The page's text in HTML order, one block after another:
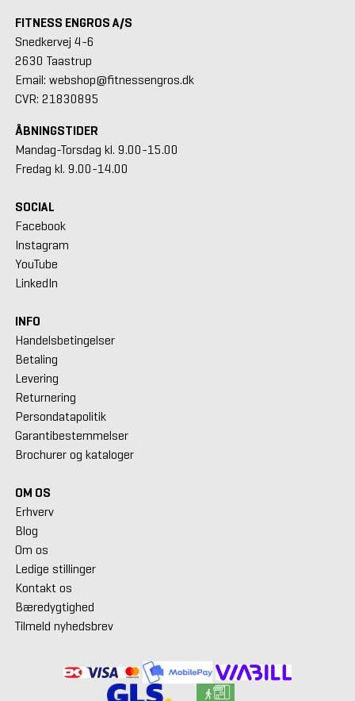
FITNESS ENGROS A/S
Snedkervej 4-6
2630 Taastrup
Email: webshop@fitnessengros.dk
CVR: 21830895
ÅBNINGSTIDER
Mandag-Torsdag kl. 9.00-15.00
Fredag kl. 9.00-14.00
SOCIAL
Facebook
Instagram
YouTube
LinkedIn
INFO
Handelsbetingelser
Betaling
Levering
Returnering
Persondatapolitik
Garantibestemmelser
Brochurer og kataloger
OM OS
Erhverv
Blog
Om os
Ledige stillinger
Kontakt os
Bæredygtighed
Tilmeld nyhedsbrev